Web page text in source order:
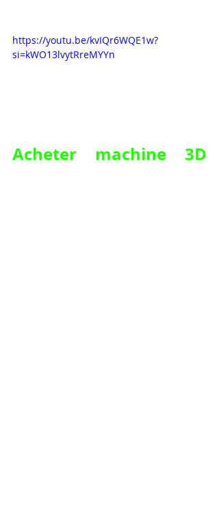
https://youtu.be/kvIQr6WQE1w?
si=kWO13lvytRreMYYn
Acheter machine 3D